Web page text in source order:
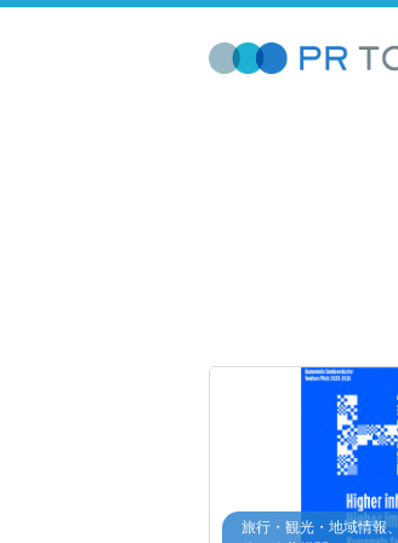
旅行・観光・地域情報